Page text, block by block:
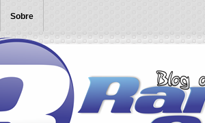
Sobre